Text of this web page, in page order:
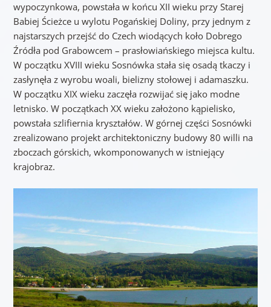
wypoczynkowa, powstała w końcu XII wieku przy Starej
Babiej Ścieżce u wylotu Pogańskiej Doliny, przy jednym z
najstarszych przejść do Czech wiodących koło Dobrego
Źródła pod Grabowcem – prasłowiańskiego miejsca kultu.
W początku XVIII wieku Sosnówka stała się osadą tkaczy i
zasłynęła z wyrobu woali, bielizny stołowej i adamaszku.
W początku XIX wieku zaczęła rozwijać się jako modne
letnisko. W początkach XX wieku założono kąpielisko,
powstała szlifiernia kryształów. W górnej części Sosnówki
zrealizowano projekt architektoniczny budowy 80 willi na
zboczach górskich, wkomponowanych w istniejący
krajobraz.